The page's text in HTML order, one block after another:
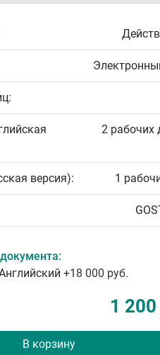
2 рабочих
версия): 1
+18 000 руб.
1
В корзину